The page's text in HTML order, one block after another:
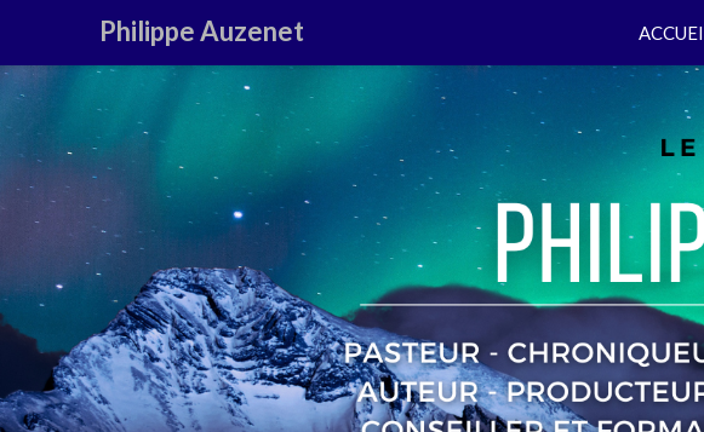
Philippe Auzenet